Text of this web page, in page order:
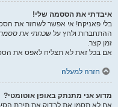
איבדתי את הססמה שלי!
בלי פאניקה! אי אפשר לשחזר את
ההתחברות ולחץ על שכחתי את
זמן קצר.
אם בכל זאת לא תצליח לאפס את
חזרה למעלה
מדוע אני מתנתק באופן אוטומטי?
אם לא תסמן את לבדוק את תיבת